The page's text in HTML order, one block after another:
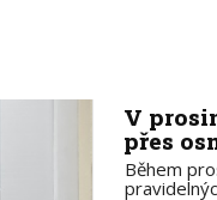
V
přes
Během